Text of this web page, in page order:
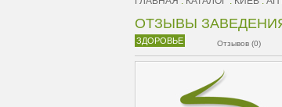
ОТЗЫВЫ
ЗДОРОВЬЕ Отзывов (0)